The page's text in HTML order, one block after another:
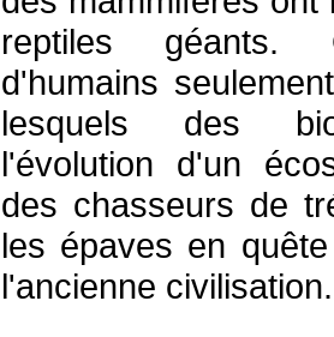
reptiles géants.
d'humains
lesquels des
l'évolution d'un
des chasseurs de
les épaves en
l'ancienne civilisation.